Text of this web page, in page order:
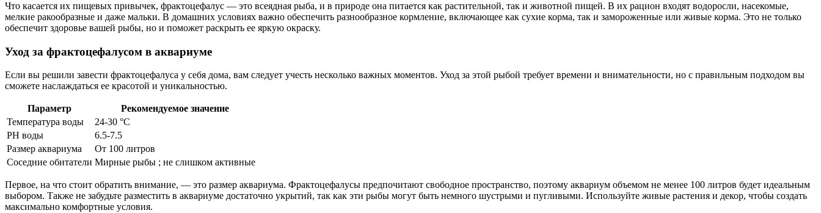
Что касается их пищевых привычек, фрактоцефалус — это всеядная рыба, и в природе она питается как растительной, так и животной пищей. В их рацион входят водоросли, насекомые,
мелкие ракообразные и даже мальки. В домашних условиях важно обеспечить разнообразное кормление, включающее как сухие корма, так и замороженные или живые корма. Это не только
обеспечит здоровье вашей рыбы, но и поможет раскрыть ее яркую окраску.
Уход за фрактоцефалусом в аквариуме
Если вы решили завести фрактоцефалуса у себя дома, вам следует учесть несколько важных моментов. Уход за этой рыбой требует времени и внимательности, но с правильным подходом вы
сможете наслаждаться ее красотой и уникальностью.
Параметр
Рекомендуемое значение
Температура воды
24-30 °C
PH воды
6.5-7.5
Размер аквариума
От 100 литров
Соседние обитатели Мирные рыбы ; не слишком активные
Первое, на что стоит обратить внимание, — это размер аквариума. Фрактоцефалусы предпочитают свободное пространство, поэтому аквариум объемом не менее 100 литров будет идеальным
выбором. Также не забудьте разместить в аквариуме достаточно укрытий, так как эти рыбы могут быть немного шустрыми и пугливыми. Используйте живые растения и декор, чтобы создать
максимально комфортные условия.